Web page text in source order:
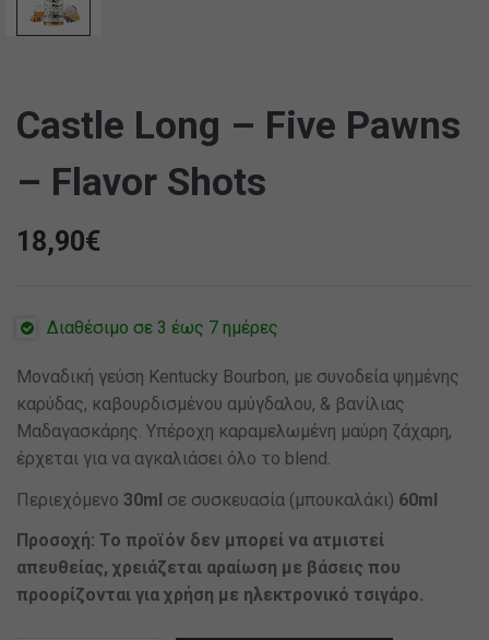
Castle Long – Five Pawns
– Flavor Shots
18,90€
Διαθέσιμο σε 3 έως 7 ημέρες
Μοναδική γεύση Kentucky Bourbon, με συνοδεία ψημένης
καρύδας, καβουρδισμένου αμύγδαλου, & βανίλιας
Μαδαγασκάρης. Υπέροχη καραμελωμένη μαύρη ζάχαρη,
έρχεται για να αγκαλιάσει όλο το blend.
Περιεχόμενο 30ml σε συσκευασία (μπουκαλάκι) 60ml
Προσοχή: Το προϊόν δεν μπορεί να ατμιστεί
απευθείας, χρειάζεται αραίωση με βάσεις που
προορίζονται για χρήση με ηλεκτρονικό τσιγάρο.